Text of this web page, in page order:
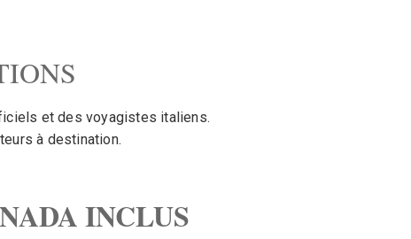
et des voyagistes italiens.
à destination.
INCLUS